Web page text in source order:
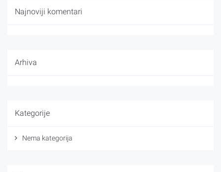
Najnoviji komentari
Arhiva
Kategorije
Nema kategorija